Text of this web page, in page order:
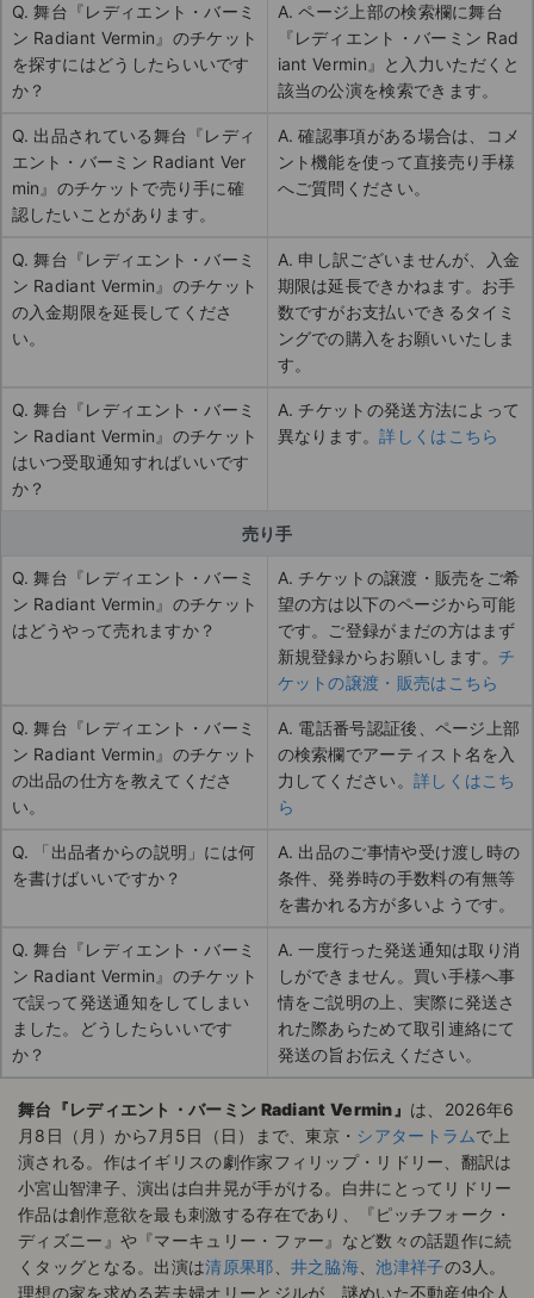
Q. 舞台『レディエント・バーミ
ン Radiant Vermin』のチケット
を探すにはどうしたらいいです
か？
A. ページ上部の検索欄に舞台
『レディエント・バーミン Rad
iant Vermin』と入力いただくと
該当の公演を検索できます。
Q. 出品されている舞台『レディ
エント・バーミン Radiant Ver
min』のチケットで売り手に確
認したいことがあります。
A. 確認事項がある場合は、コメ
ント機能を使って直接売り手様
へご質問ください。
Q. 舞台『レディエント・バーミ
ン Radiant Vermin』のチケット
の入金期限を延長してくださ
い。
A. 申し訳ございませんが、入金
期限は延長できかねます。お手
数ですがお支払いできるタイミ
ングでの購入をお願いいたしま
す。
Q. 舞台『レディエント・バーミ
ン Radiant Vermin』のチケット
はいつ受取通知すればいいです
か？
A. チケットの発送方法によって
異なります。詳しくはこちら
売り手
Q. 舞台『レディエント・バーミ
ン Radiant Vermin』のチケット
はどうやって売れますか？
A. チケットの譲渡・販売をご希
望の方は以下のページから可能
です。ご登録がまだの方はまず
新規登録からお願いします。 チ
ケットの譲渡・販売はこちら
Q. 舞台『レディエント・バーミ
ン Radiant Vermin』のチケット
の出品の仕方を教えてくださ
い。
A. 電話番号認証後、ページ上部
の検索欄でアーティスト名を入
力してください。 詳しくはこち
ら
Q. 「出品者からの説明」には何
を書けばいいですか？
A. 出品のご事情や受け渡し時の
条件、発券時の手数料の有無等
を書かれる方が多いようです。
Q. 舞台『レディエント・バーミ
ン Radiant Vermin』のチケット
で誤って発送通知をしてしまい
ました。どうしたらいいです
か？
A. 一度行った発送通知は取り消
しができません。買い手様へ事
情をご説明の上、実際に発送さ
れた際あらためて取引連絡にて
発送の旨お伝えください。
舞台『レディエント・バーミン Radiant Vermin』 は、2026年6
月8日（月）から7月5日（日）まで、東京・ シアタートラムで上
演される。作はイギリスの劇作家フィリップ・リドリー、翻訳は
小宮山智津子、演出は白井晃が手がける。白井にとってリドリー
作品は創作意欲を最も刺激する存在であり、『ピッチフォーク・
ディズニー』や『マーキュリー・ファー』など数々の話題作に続
くタッグとなる。出演は清原果耶、 井之脇海、池津祥子の3人。
理想の家を求める若夫婦オリーとジルが、謎めいた不動産仲介人